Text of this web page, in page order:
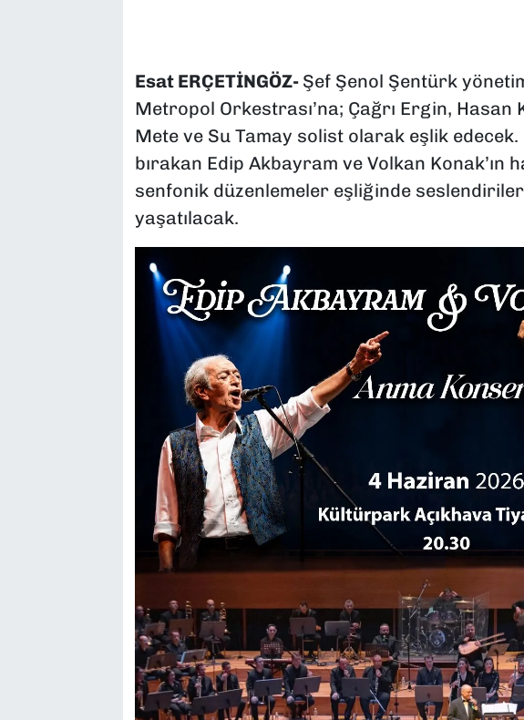
Esat ERÇETİNGÖZ- Şef Şenol Şentürk
Metropol Orkestrası’na; Çağrı Ergin,
Mete ve Su Tamay solist olarak eşlik
bırakan Edip Akbayram ve Volkan Konak’ın
senfonik düzenlemeler eşliğinde
yaşatılacak.